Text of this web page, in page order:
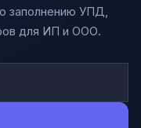
заполнению УПД,
для ИП и ООО.